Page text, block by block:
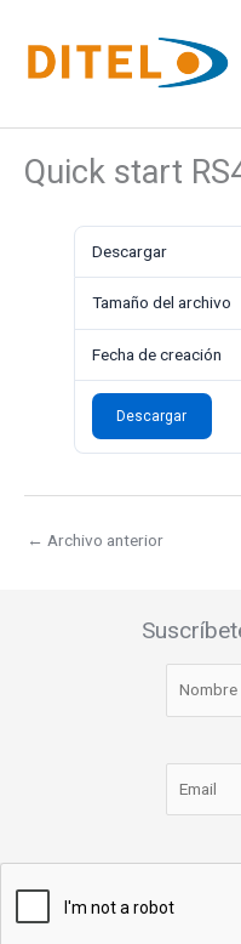
contenido
Quick start
Descargar
Tamaño del archivo
Fecha de creación
Descargar
← Archivo anterior